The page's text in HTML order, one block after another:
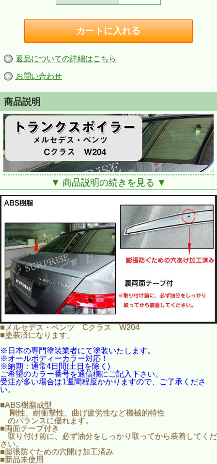
返品についての詳細はこちら
お問い合わせ
商品説明
■メルセデス・ベンツ Cクラス W204
■塗装済になります。
※日本の専門塗装業者にて塗装いたします。
※オールボディーカラー対応！
※納期：通常4日間(土日を除く)
ご希望のカラー番号を通信欄にご記入下さい。
受注が多い場合は1週間程度かかりますので、ご了承くださ
い。
■ABS樹脂成型
剛性、耐衝撃性、曲げ疲労性など機械的特性
のバランスに優れます。
■両面テープ付き
取り付け前に、必ず油分をしっかり取ってから装着してく
ださい。
■膨張防ぐための穴開け加工済み
■新品未使用
▼ 商品説明の続きを見る ▼
■メルセデス・ベンツ Cクラス W204
■塗装済になります。
※日本の専門塗装業者にて塗装いたします。
※オールボディーカラー対応！
※納期：通常4日間(土日を除く)
ご希望のカラー番号を通信欄にご記入下さい。
受注が多い場合は1週間程度かかりますので、ご了承くださ
い。
■ABS樹脂成型
剛性、耐衝撃性、曲げ疲労性など機械的特性
のバランスに優れます。
■両面テープ付き
取り付け前に、必ず油分をしっかり取ってから装着してくだ
さい。
■膨張防ぐための穴開け加工済み
■新品未使用